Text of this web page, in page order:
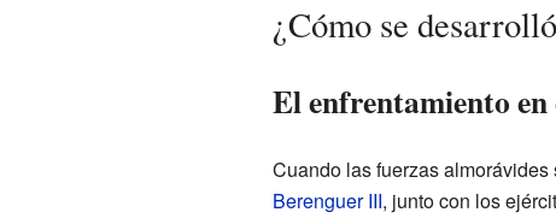
¿Cómo se
El enfrentamiento en
Cuando las fuerzas
Berenguer III, junto con los